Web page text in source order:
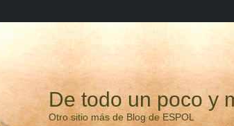
De todo un poco y
Otro sitio más de Blog de ESPOL